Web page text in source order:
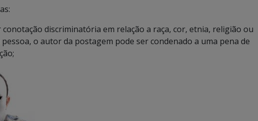
discriminatória em relação a raça, cor, etnia, religião ou
o autor da postagem pode ser condenado a uma pena de